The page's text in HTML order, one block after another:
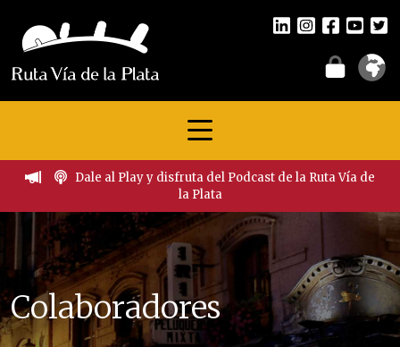
Dale al Play y disfruta del Podcast de la Ruta Vía de
la Plata
Colaboradores